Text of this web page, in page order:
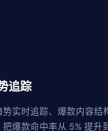
追踪
势实时追踪、爆款内容结
爆款命中率从 5% 提升